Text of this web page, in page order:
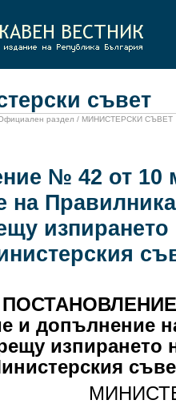
съвет
раздел / МИНИСТЕРСКИ СЪВЕТ
№ 42 от 10
на
ПОСТАНОВЛЕНИЕ
и допълнение